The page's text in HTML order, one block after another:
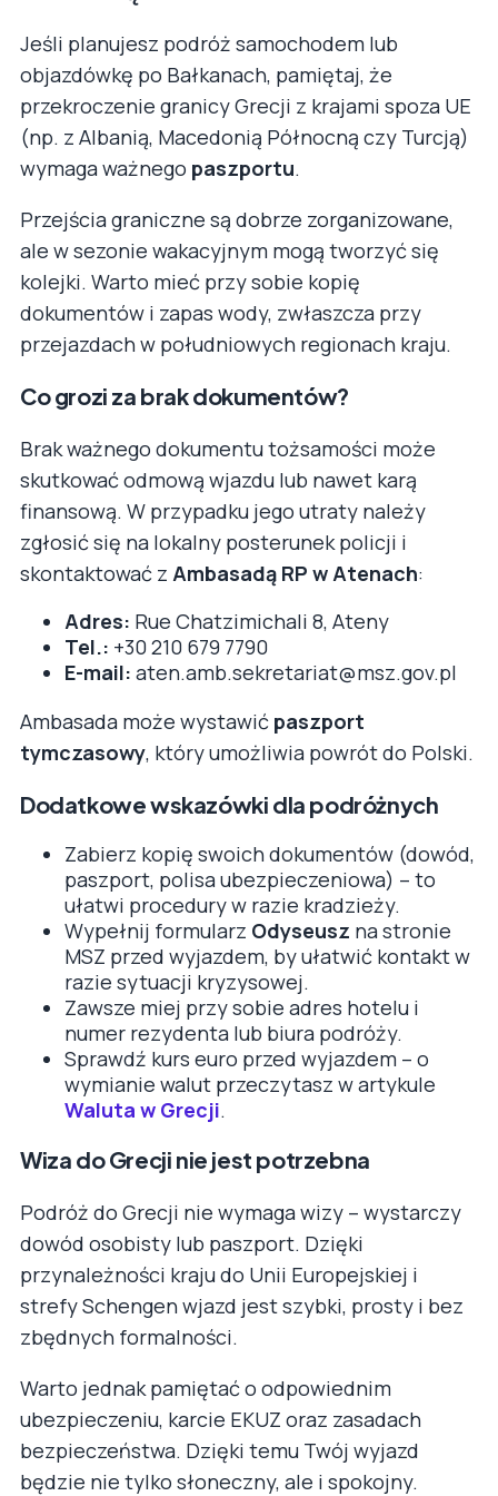
Jeśli planujesz podróż samochodem lub
objazdówkę po Bałkanach, pamiętaj, że
przekroczenie granicy Grecji z krajami spoza UE
(np. z Albanią, Macedonią Północną czy Turcją)
wymaga ważnego paszportu.
Przejścia graniczne są dobrze zorganizowane,
ale w sezonie wakacyjnym mogą tworzyć się
kolejki. Warto mieć przy sobie kopię
dokumentów i zapas wody, zwłaszcza przy
przejazdach w południowych regionach kraju.
Co grozi za brak dokumentów?
Brak ważnego dokumentu tożsamości może
skutkować odmową wjazdu lub nawet karą
finansową. W przypadku jego utraty należy
zgłosić się na lokalny posterunek policji i
skontaktować z Ambasadą RP w Atenach:
Adres: Rue Chatzimichali 8, Ateny
Tel.: +30 210 679 7790
E-mail: aten.amb.sekretariat@msz.gov.pl
Ambasada może wystawić paszport
tymczasowy, który umożliwia powrót do Polski.
Dodatkowe wskazówki dla podróżnych
Zabierz kopię swoich dokumentów (dowód,
paszport, polisa ubezpieczeniowa) – to
ułatwi procedury w razie kradzieży.
Wypełnij formularz Odyseusz na stronie
MSZ przed wyjazdem, by ułatwić kontakt w
razie sytuacji kryzysowej.
Zawsze miej przy sobie adres hotelu i
numer rezydenta lub biura podróży.
Sprawdź kurs euro przed wyjazdem – o
wymianie walut przeczytasz w artykule
Waluta w Grecji.
Wiza do Grecji nie jest potrzebna
Podróż do Grecji nie wymaga wizy – wystarczy
dowód osobisty lub paszport. Dzięki
przynależności kraju do Unii Europejskiej i
strefy Schengen wjazd jest szybki, prosty i bez
zbędnych formalności.
Warto jednak pamiętać o odpowiednim
ubezpieczeniu, karcie EKUZ oraz zasadach
bezpieczeństwa. Dzięki temu Twój wyjazd
będzie nie tylko słoneczny, ale i spokojny.